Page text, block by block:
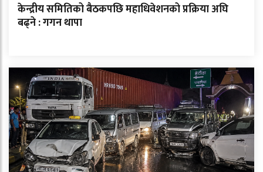
केन्द्रीय समितिको बैठकपछि महाधिवेशनको प्रक्रिया अघि
बढ्ने : गगन थापा